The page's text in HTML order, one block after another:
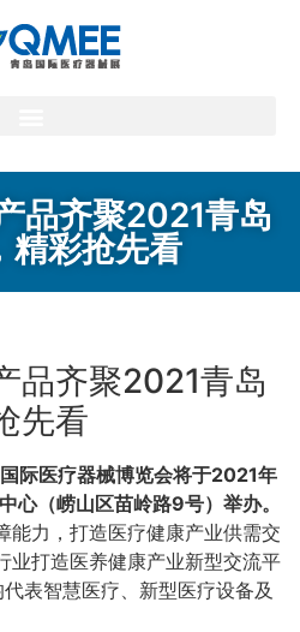
品齐聚2021青岛
精彩抢先看
品齐聚2021青岛
先看
际医疗器械博览会将于2021年
（崂山区苗岭路9号）举办。
能力，打造医疗健康产业供需交
业打造医养健康产业新型交流平
表智慧医疗、新型医疗设备及